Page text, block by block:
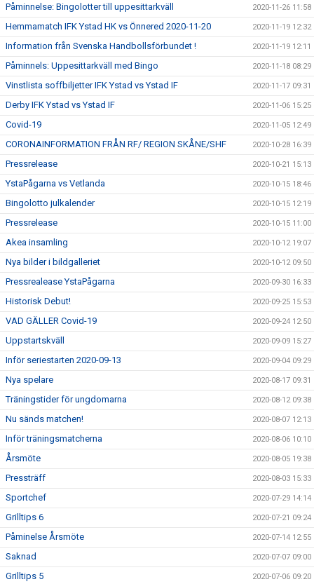
Påminnelse: Bingolotter till uppesittarkväll 2020-11-26 11:58
Hemmamatch IFK Ystad HK vs Önnered 2020-11-20 2020-11-19 12:32
Information från Svenska Handbollsförbundet ! 2020-11-19 12:11
Påminnels: Uppesittarkväll med Bingo 2020-11-18 08:29
Vinstlista soffbiljetter IFK Ystad vs Ystad IF 2020-11-17 09:31
Derby IFK Ystad vs Ystad IF 2020-11-06 15:25
Covid-19 2020-11-05 12:49
CORONAINFORMATION FRÅN RF/ REGION SKÅNE/SHF 2020-10-28 16:39
Pressrelease 2020-10-21 15:13
YstaPågarna vs Vetlanda 2020-10-15 18:46
Bingolotto julkalender 2020-10-15 12:19
Pressrelease 2020-10-15 11:00
Akea insamling 2020-10-12 19:07
Nya bilder i bildgalleriet 2020-10-12 09:50
Pressrealease YstaPågarna 2020-09-30 16:33
Historisk Debut! 2020-09-25 15:53
VAD GÄLLER Covid-19 2020-09-24 12:50
Uppstartskväll 2020-09-09 15:27
Inför seriestarten 2020-09-13 2020-09-04 09:29
Nya spelare 2020-08-17 09:31
Träningstider för ungdomarna 2020-08-12 09:38
Nu sänds matchen! 2020-08-07 12:13
Inför träningsmatcherna 2020-08-06 10:10
Årsmöte 2020-08-05 19:38
Pressträff 2020-08-03 15:33
Sportchef 2020-07-29 14:14
Grilltips 6 2020-07-21 09:24
Påminelse Årsmöte 2020-07-14 12:55
Saknad 2020-07-07 09:00
Grilltips 5 2020-07-06 09:20